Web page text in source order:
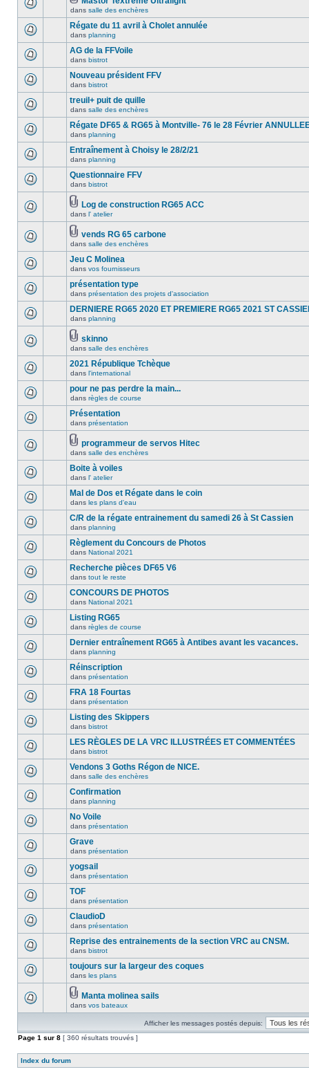
dans salle des enchères
Régate du 11 avril à Cholet annulée
dans planning
AG de la FFVoile
dans bistrot
Nouveau président FFV
dans bistrot
treuil+ puit de quille
dans salle des enchères
Régate DF65 & RG65 à Montville- 76 le 28 Février
dans planning
Entraînement à Choisy le 28/2/21
dans planning
Questionnaire FFV
dans bistrot
Log de construction RG65 ACC
dans l' atelier
vends RG 65 carbone
dans salle des enchères
Jeu C Molinea
dans vos fournisseurs
présentation type
dans présentation des projets d'association
DERNIERE RG65 2020 ET PREMIERE RG65 2021 ST
dans planning
skinno
dans salle des enchères
2021 République Tchèque
dans l'international
pour ne pas perdre la main...
dans règles de course
Présentation
dans présentation
programmeur de servos Hitec
dans salle des enchères
Boite à voiles
dans l' atelier
Mal de Dos et Régate dans le coin
dans les plans d'eau
C/R de la régate entrainement du samedi 26 à St Cassien
dans planning
Règlement du Concours de Photos
dans National 2021
Recherche pièces DF65 V6
dans tout le reste
CONCOURS DE PHOTOS
dans National 2021
Listing RG65
dans règles de course
Dernier entraînement RG65 à Antibes avant les vacances.
dans planning
Réinscription
dans présentation
FRA 18 Fourtas
dans présentation
Listing des Skippers
dans bistrot
LES RÈGLES DE LA VRC ILLUSTRÉES ET COMMENTÉES
dans bistrot
Vendons 3 Goths Régon de NICE.
dans salle des enchères
Confirmation
dans planning
No Voile
dans présentation
Grave
dans présentation
yogsail
dans présentation
TOF
dans présentation
ClaudioD
dans présentation
Reprise des entrainements de la section VRC au CNSM.
dans bistrot
toujours sur la largeur des coques
dans les plans
Manta molinea sails
dans vos bateaux
Afficher les messages postés depuis:
Page 1 sur 8 [ 360 résultats trouvés ]
Index du forum